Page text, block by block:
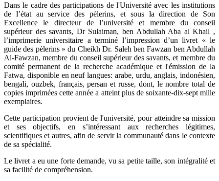
​Dans le cadre des participations de l'Université avec les institutions
de l’état au service des pèlerins, et sous la direction de Son
Excellence le directeur de l’université et membre du conseil
supérieur des savants, Dr Sulaiman, ben Abdullah Aba al Khail ,
l’imprimerie universitaire a terminé l’impression d’un livret « le
guide des pèlerins » du Cheikh Dr. Saleh ben Fawzan ben Abdullah
Al-Fawzan, membre du conseil supérieur des savants, et membre du
comité permanent de la recherche académique et l'émission de la
Fatwa, disponible en neuf langues: arabe, urdu, anglais, indonésien,
bengali, ouzbek, français, persan et russe, dont, le nombre total de
copies imprimées cette année a atteint plus de soixante-dix-sept mille
exemplaires.
Cette participation provient de l'université, pour atteindre sa mission
et ses objectifs, en s’intéressant aux recherches légitimes,
scientifiques et autres, afin de servir la communauté dans le contexte
de sa spécialité.
Le livret a eu une forte demande, vu sa petite taille, son intégralité et
sa facilité de compréhension.